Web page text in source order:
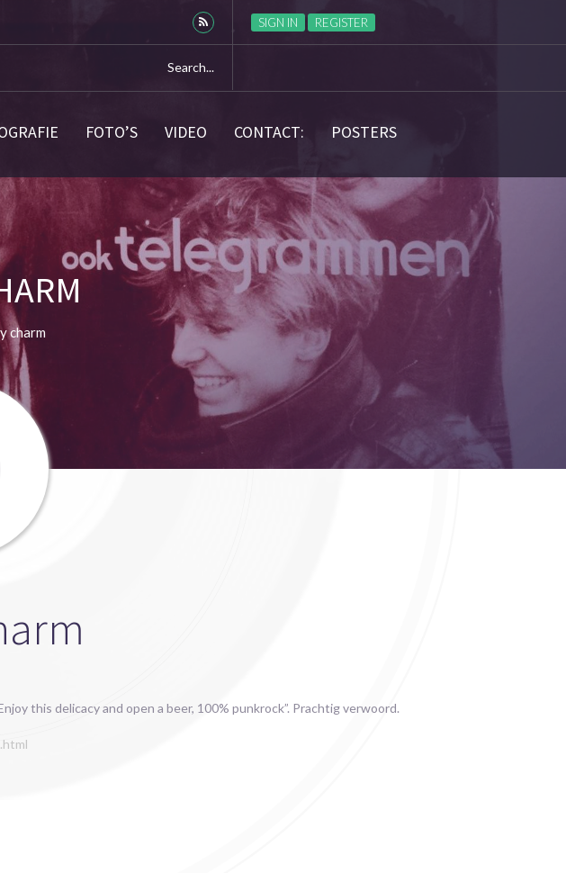
SIGN IN REGISTER
FOTO’S VIDEO CONTACT: POSTERS
charm
this delicacy and open a beer, 100% punkrock”. Prachtig verwoord.